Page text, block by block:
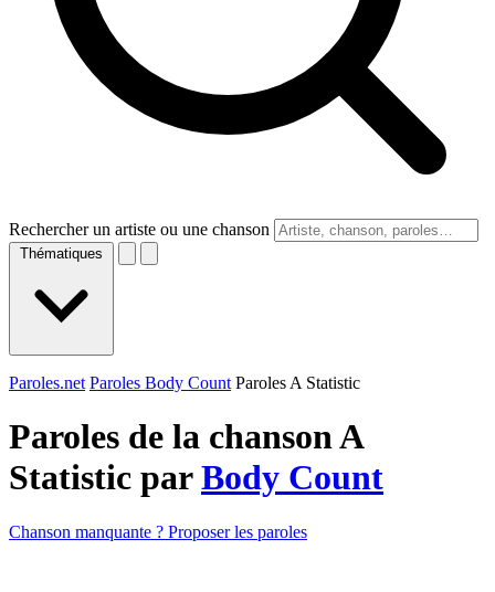
Rechercher un artiste ou une chanson
Thématiques
Paroles.net Paroles Body Count Paroles A Statistic
Paroles de la chanson A
Statistic parBody Count
Chanson manquante ? Proposer les paroles